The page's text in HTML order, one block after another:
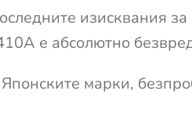
изисквания
е абсолютно
марки,